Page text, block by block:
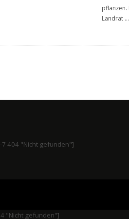
pflanzen.
Landrat ...
7 404 "Nicht gefunden"]
"Nicht gefunden"]